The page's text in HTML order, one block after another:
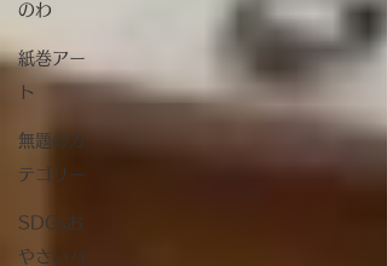
のわ
紙巻アー
ト
無題のカ
テゴリー
SDGsお
やさいバ